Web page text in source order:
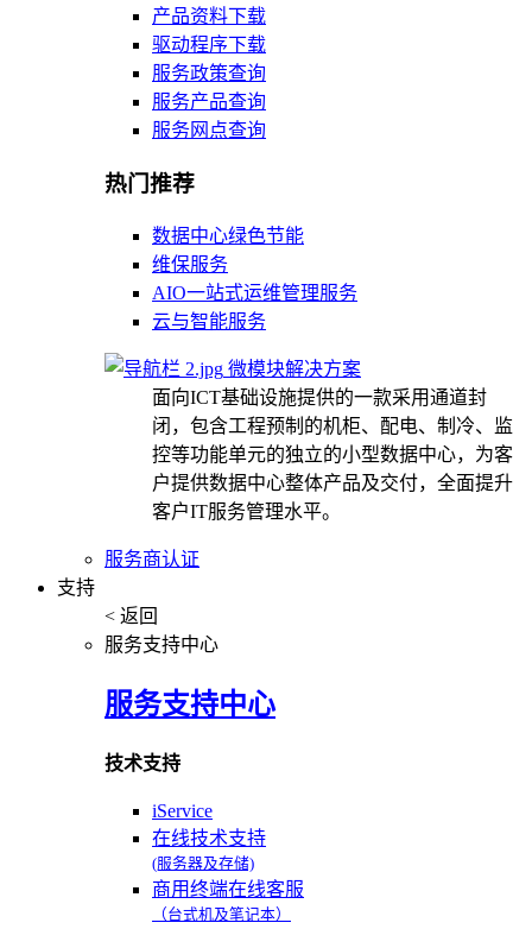
产品资料下载
驱动程序下载
服务政策查询
服务产品查询
服务网点查询
热门推荐
数据中心绿色节能
维保服务
AIO一站式运维管理服务
云与智能服务
微模块解决方案
面向ICT基础设施提供的一款采用通道封
闭，包含工程预制的机柜、配电、制冷、监
控等功能单元的独立的小型数据中心，为客
户提供数据中心整体产品及交付，全面提升
客户IT服务管理水平。
服务商认证
支持
< 返回
服务支持中心
服务支持中心
技术支持
iService
在线技术支持
(服务器及存储)
商用终端在线客服
（台式机及笔记本）